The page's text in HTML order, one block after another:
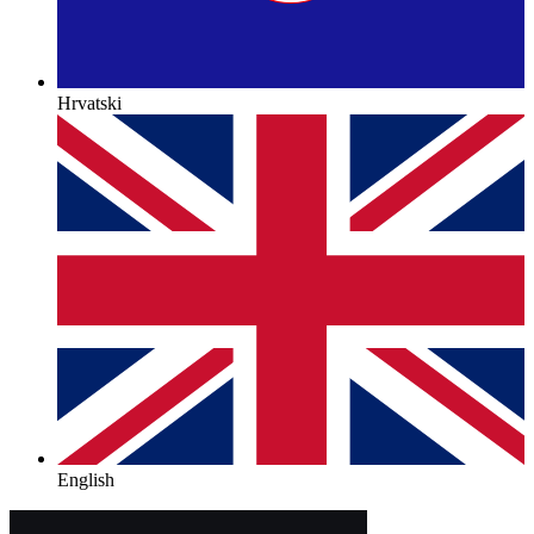
Hrvatski
English